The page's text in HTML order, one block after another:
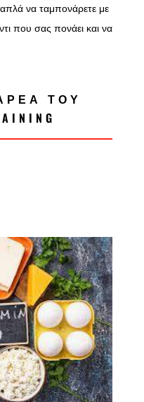
απλά να ταμπονάρετε με
που σας πονάει και να
ΤΟΥ